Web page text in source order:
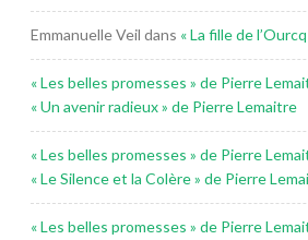
Emmanuelle Veil dans « La fille de
« Les belles promesses » de Pierre
« Un avenir radieux » de Pierre Lemaitre
« Les belles promesses » de Pierre
« Le Silence et la Colère » de Pierre
« Les belles promesses » de Pierre